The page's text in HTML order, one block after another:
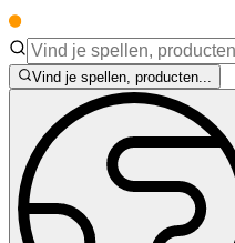
Vind je spellen, producten...